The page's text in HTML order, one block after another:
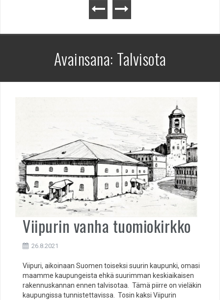
Avainsana: Talvisota
Viipurin vanha tuomiokirkko
26.8.2021
Viipuri, aikoinaan Suomen toiseksi suurin kaupunki, omasi
maamme kaupungeista ehkä suurimman keskiaikaisen
rakennuskannan ennen talvisotaa. Tämä piirre on vieläkin
kaupungissa tunnistettavissa. Tosin kaksi Viipurin